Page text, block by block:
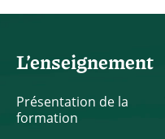
L’enseignement
Présentation de la
formation